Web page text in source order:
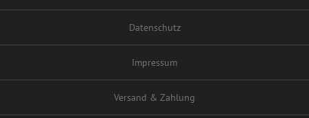
Datenschutz
Impressum
Versand & Zahlung